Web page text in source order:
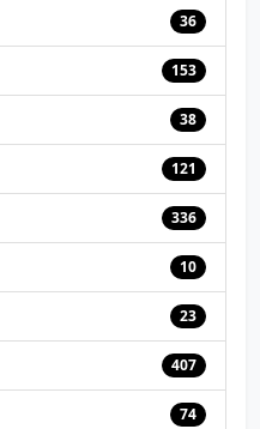
36
153
38
121
336
10
23
407
74